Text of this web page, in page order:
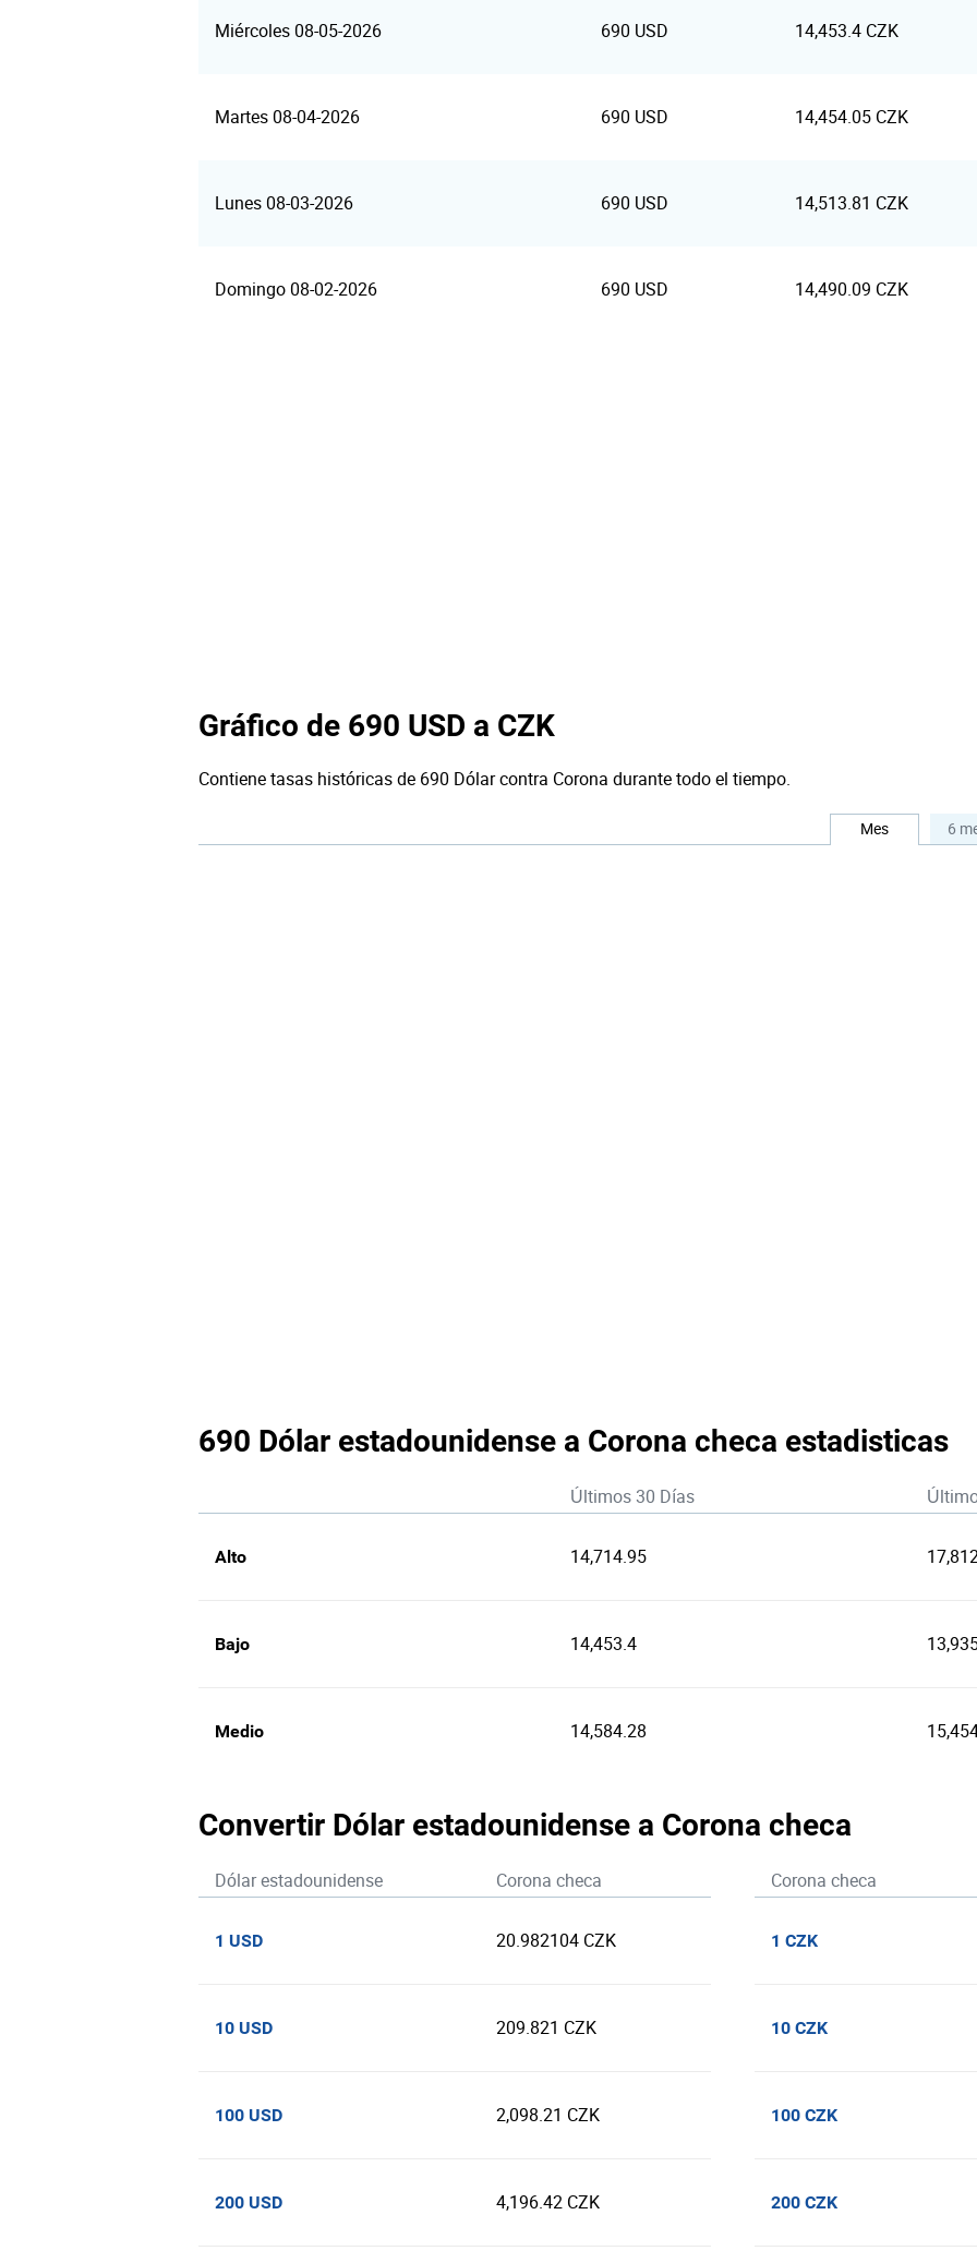
Miércoles 08-05-2026 690 USD 14,453.4 CZK
Martes 08-04-2026 690 USD 14,454.05 CZK
Lunes 08-03-2026 690 USD 14,513.81 CZK
Domingo 08-02-2026 690 USD 14,490.09 CZK
Gráfico de 690 USD a CZK
Contiene tasas históricas de 690 Dólar contra Corona durante todo el tiempo.
Mes 6
690 Dólar estadounidense a Corona checa estadisticas
Últimos 30 Días
Alto 14,714.95
Bajo 14,453.4
Medio 14,584.28
Convertir Dólar estadounidense a Corona checa
Dólar estadounidense Corona checa
1 USD 20.982104 CZK
10 USD 209.821 CZK
100 USD 2,098.21 CZK
200 USD 4,196.42 CZK
Corona checa
1 CZK
10 CZK
100 CZK
200 CZK